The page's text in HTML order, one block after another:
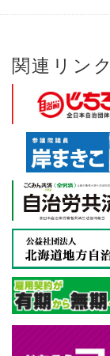
関連リンク